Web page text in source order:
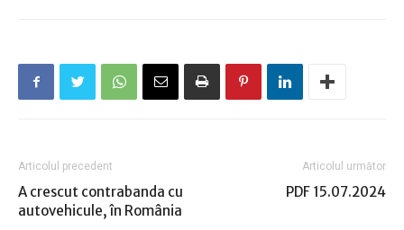
Articolul precedent
A crescut contrabanda cu
autovehicule, în România
Articolul următor
PDF 15.07.2024